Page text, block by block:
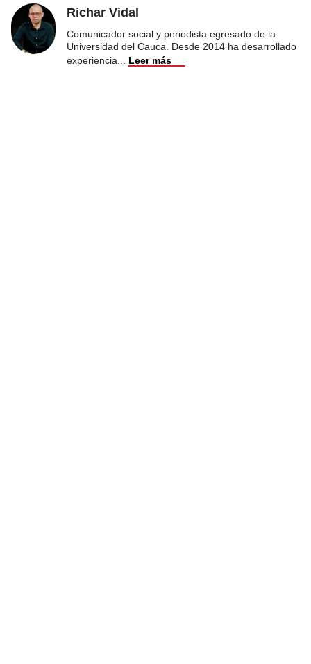
Richar Vidal
Comunicador social y periodista egresado de la
Universidad del Cauca. Desde 2014 ha desarrollado
experiencia
Leer más